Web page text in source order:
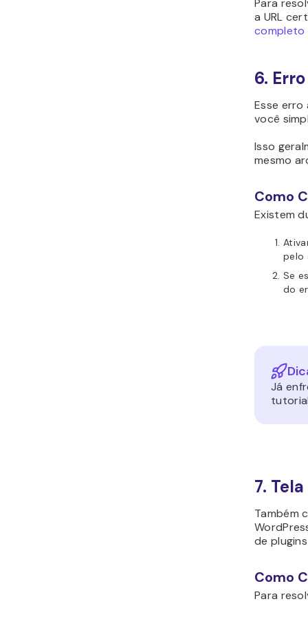
a URL
completo
6.
Esse
você
Isso
mesmo
Como
Existem
pelo
Se
do
Já
7.
Também
de
Como
Para